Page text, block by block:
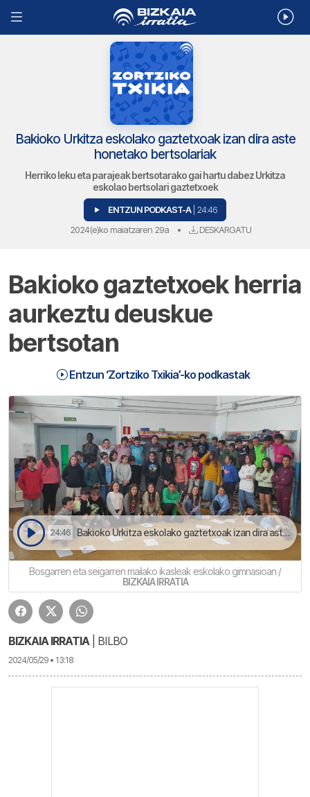
Bakioko Urkitza eskolako gaztetxoak izan dira aste
honetako bertsolariak
Herriko leku eta parajeak bertsotarako gai hartu dabez Urkitza
eskolao bertsolari gaztetxoek
ENTZUN PODKAST-A | 24:46
2024(e)ko maiatzaren 29a • DESKARGATU
Bakioko gaztetxoek herria
aurkeztu deuskue
bertsotan
Entzun ‘Zortziko Txikia’-ko podkastak
24:46 Bakioko Urkitza eskolako gaztetxoak izan dira aste honetako bertsolariak | Zortziko Txikia
Bosgarren eta seigarren mailako ikasleak eskolako gimnasioan /
BIZKAIA IRRATIA
BIZKAIA IRRATIA| BILBO
2024/05/29 • 13:18